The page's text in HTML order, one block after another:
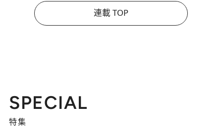
連載 TOP
SPECIAL
特集